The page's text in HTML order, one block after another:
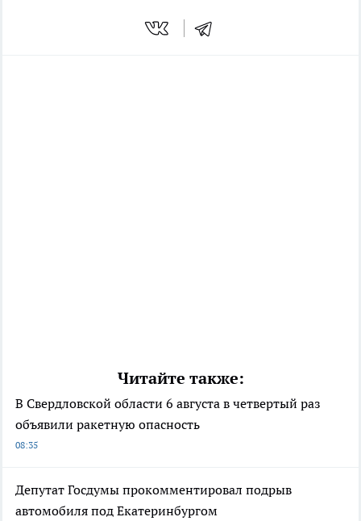
Читайте также:
В Свердловской области 6 августа в четвертый раз
объявили ракетную опасность
08:35
Депутат Госдумы прокомментировал подрыв
автомобиля под Екатеринбургом